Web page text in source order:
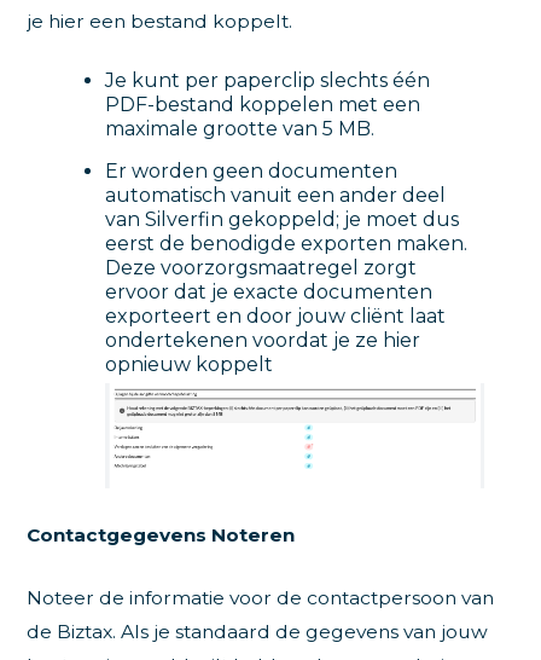
je hier een bestand koppelt.
Je kunt per paperclip slechts één
PDF-bestand koppelen met een
maximale grootte van 5 MB.
Er worden geen documenten
automatisch vanuit een ander deel
van Silverfin gekoppeld; je moet dus
eerst de benodigde exporten maken.
Deze voorzorgsmaatregel zorgt
ervoor dat je exacte documenten
exporteert en door jouw cliënt laat
ondertekenen voordat je ze hier
opnieuw koppelt
Contactgegevens Noteren
Noteer de informatie voor de contactpersoon van
de Biztax. Als je standaard de gegevens van jouw